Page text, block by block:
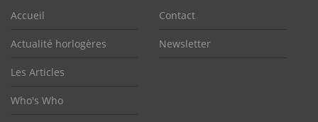
Accueil
Actualité horlogères
Les Articles
Who's Who
Contact
Newsletter